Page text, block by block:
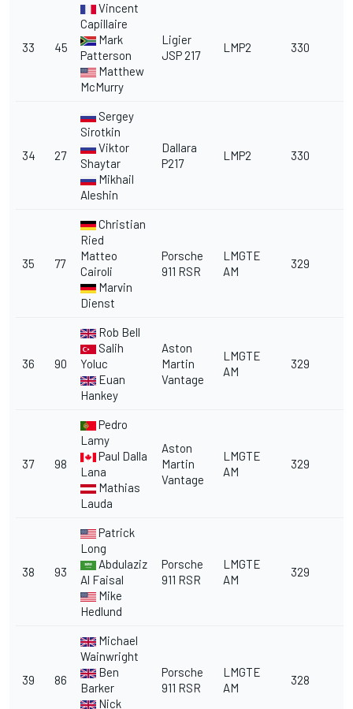
33 45
Vincent
Capillaire
Mark
Patterson
Matthew
McMurry
Ligier
JSP 217
LMP2 330
34 27
Sergey
Sirotkin
Viktor
Shaytar
Mikhail
Aleshin
Dallara
P217
LMP2 330
35 77
Christian
Ried
Matteo
Cairoli
Marvin
Dienst
Porsche
911 RSR
LMGTE
AM
329
36 90
Rob Bell
Salih
Yoluc
Euan
Hankey
Aston
Martin
Vantage
LMGTE
AM
329
37 98
Pedro
Lamy
Paul Dalla
Lana
Mathias
Lauda
Aston
Martin
Vantage
LMGTE
AM
329
38 93
Patrick
Long
Abdulaziz
Al Faisal
Mike
Hedlund
Porsche
911 RSR
LMGTE
AM
329
39 86
Michael
Wainwright
Ben
Barker
Nick
Porsche
911 RSR
LMGTE
AM
328